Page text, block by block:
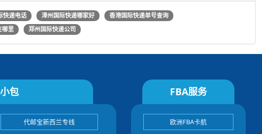
快递电话 漳州国际快递哪家好
香港国际快递单号查询
哪里 郑州国际快递公司
包
代邮宝新西兰专线
FBA服务
欧洲FBA卡航